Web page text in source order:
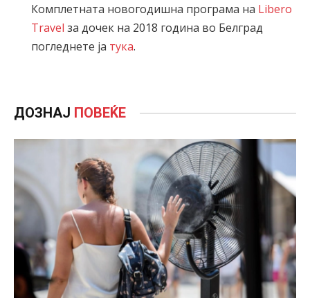
Комплетната новогодишна програма на Libero
Travel за дочек на 2018 година во Белград
погледнете ја тука.
ДОЗНАЈ ПОВЕЌЕ